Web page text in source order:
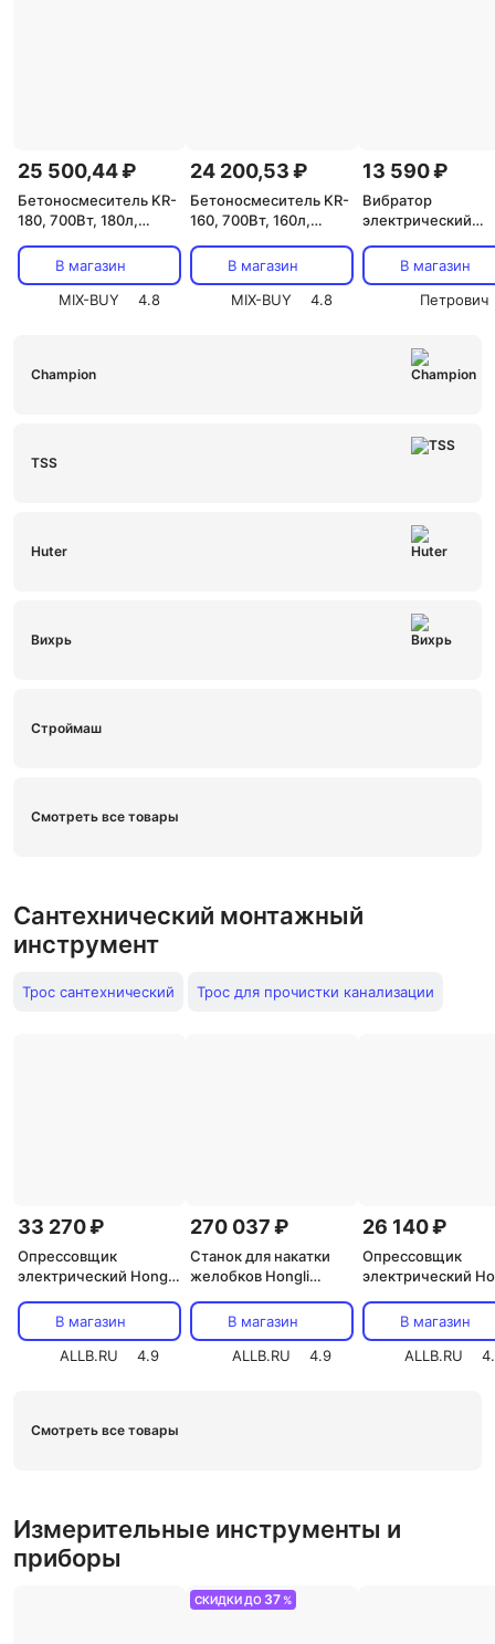
25 500,44 ₽
Бетоносмеситель KR-
180, 700Вт, 180л,
KRANZ, цена за 1 шт
В магазин
MIX-BUY
4.8
24 200,53 ₽
Бетоносмеситель KR-
160, 700Вт, 160л,
KRANZ, цена за 1 шт
В магазин
MIX-BUY
4.8
13 590 ₽
Вибратор
электрический
кВт глубинный
В магазин
Петрович
Champion
TSS
Huter
Вихрь
Строймаш
Смотреть все товары
Сантехнический монтажный
инструмент
Трос сантехнический Трос для прочистки канализации
33 270 ₽
Опрессовщик
электрический Hongli
57020)В магазин
ALLB.RU
4.9
270 037 ₽
Станок для накатки
желобков Hongli
(ст. 67031)
В магазин
ALLB.RU
4.9
26 140 ₽
Опрессовщик
электрический
56020)В магазин
ALLB.RU
Смотреть все товары
Измерительные инструменты и
приборы
СКИДКИ ДО 37 %